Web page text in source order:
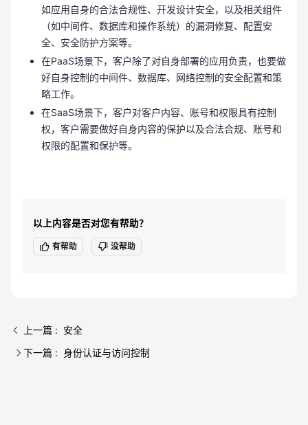
如应用自身的合法合规性、开发设计安全，以及相关组件
（如中间件、数据库和操作系统）的漏洞修复、配置安
全、安全防护方案等。
在PaaS场景下，客户除了对自身部署的应用负责，也要做
好自身控制的中间件、数据库、网络控制的安全配置和策
略工作。
在SaaS场景下，客户对客户内容、账号和权限具有控制
权，客户需要做好自身内容的保护以及合法合规、账号和
权限的配置和保护等。
以上内容是否对您有帮助？
有帮助 没帮助
上一篇 : 安全
下一篇 : 身份认证与访问控制